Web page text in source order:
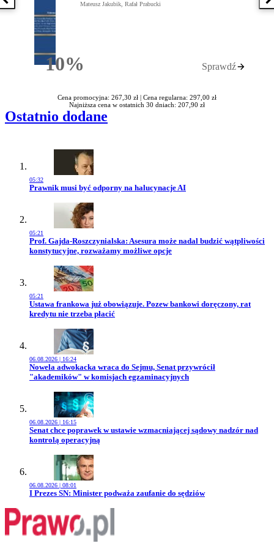
Poprzednia książka
10%Rabatu
Mateusz Jakubik, Rafał Prabucki
Sprawdź
Cena promocyjna: 267,30 zł | Cena regularna: 297,00 zł
Najniższa cena w ostatnich 30 dniach: 207,90 zł
Ostatnio dodane
05:32
Przejdź do artykułu:
Prawnik musi być odporny na halucynacje AI
05:21
Przejdź do artykułu:
Prof. Gajda-Roszczynialska: Asesura może nadal budzić wątpliwości
konstytucyjne, rozważamy możliwe opcje
05:21
Przejdź do artykułu:
Ustawa frankowa już obowiązuje. Pozew bankowi doręczony, rat
kredytu nie trzeba płacić
06.08.2026 | 16:24
Przejdź do artykułu:
Nowela adwokacka wraca do Sejmu, Senat przywrócił
"akademików" w komisjach egzaminacyjnych
06.08.2026 | 16:15
Przejdź do artykułu:
Senat chce poprawek w ustawie wzmacniającej sądowy nadzór nad
kontrolą operacyjną
06.08.2026 | 08:01
Przejdź do artykułu:
I Prezes SN: Minister podważa zaufanie do sędziów